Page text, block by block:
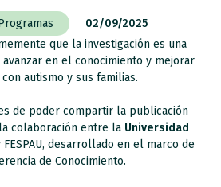
02/09/2025
que la investigación es una
en el conocimiento y mejorar
autismo y sus familias.
de poder compartir la publicación
colaboración entre la Universidad
FESPAU, desarrollado en el marco de
de Conocimiento.